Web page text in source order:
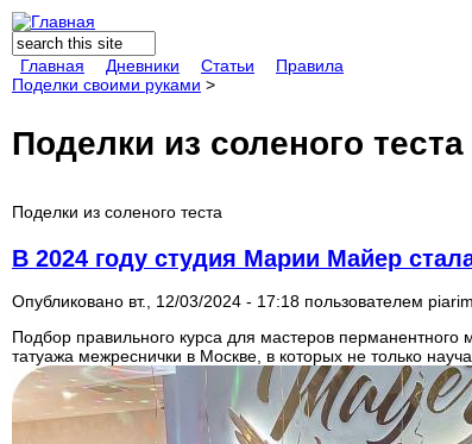
Форма поиска
Поиск
Главная
Дневники Статьи
Правила
Поделки своими руками >
Поделки из соленого теста
Поделки из соленого теста
В 2024 году студия Марии Майер
Опубликовано вт., 12/03/2024 - 17:18 пользователем piarim
Подбор правильного курса для мастеров
татуажа межреснички в Москве, в которых не только